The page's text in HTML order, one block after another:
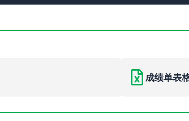
成绩单表